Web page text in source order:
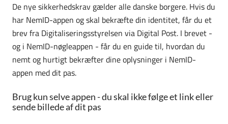
De nye sikkerhedskrav gælder alle danske borgere. Hvis du
har NemID-appen og skal bekræfte din identitet, får du et
brev fra Digitaliseringsstyrelsen via Digital Post. I brevet -
og i NemID-nøgleappen - får du en guide til, hvordan du
nemt og hurtigt bekræfter dine oplysninger i NemID-
appen med dit pas.
Brug kun selve appen - du skal ikke følge et link eller
sende billede af dit pas